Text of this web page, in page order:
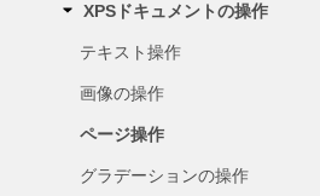
XPSドキュメントの操作
テキスト操作
画像の操作
ページ操作
グラデーションの操作